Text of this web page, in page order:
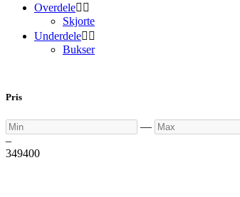
Overdele 
Skjorte
Underdele 
Bukser
Pris
Min — Max
–
349400